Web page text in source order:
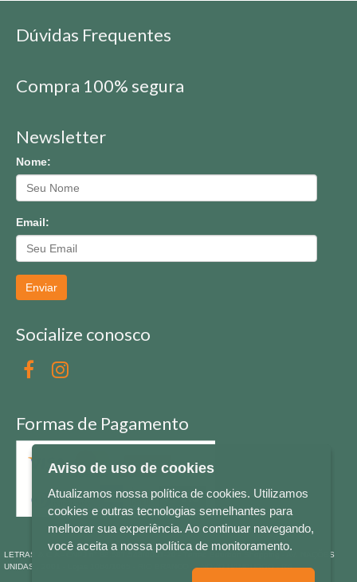
Dúvidas Frequentes
Compra 100% segura
Newsletter
Nome:
Email:
Enviar
Socialize conosco
Formas de Pagamento
LETRAS & CIA - CNPJ n° 88.587.548/0001-20 - Térreo Bourbon Shopping - AV. NAÇÕES
UNIDAS , 2001 - Lojas 1064/1065 - RIO BRANCO - - NOVO HAMBURGO - RS
Aviso de uso de cookies
Atualizamos nossa política de cookies. Utilizamos
cookies e outras tecnologias semelhantes para
melhorar sua experiência. Ao continuar navegando,
você aceita a nossa política de monitoramento.